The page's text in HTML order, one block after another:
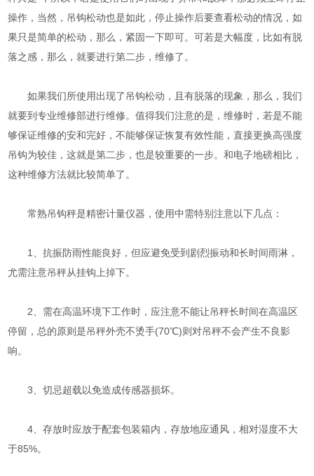
操作，当然，吊钩松动也是如此，停止操作后要查看松动的情况，如
果只是简单的松动，那么，紧固一下即可。可若是大幅度，比如有脱
落之感，那么，就要进行第二步，维修了。
如果我们所使用出现了吊钩松动，且有脱落的现象，那么，我们
就要到专业维修部进行维修。值得我们注意的是，维修时，若是不能
够保证维修的安和完好，不能够保证恢复有效性能，直接更换高强度
吊钩为较佳，这就是第二步，也是较重要的一步。和电子地磅相比，
这种维修方法就比较简单了。
常熟吊钩秤是精密计量仪器，使用中需特别注意以下几点：
1、抗振防雨性能良好，但应避免受到剧烈振动和长时间雨淋，
尤需注意吊秤从挂钩上掉下。
2、需在高温环境下工作时，应注意不能让吊秤长时间在高温区
停留，总的原则是吊秤外壳不烫手(70℃)则对吊秤不会产生不良影
响。
3、切忌超载以免造成传感器损坏。
4、存放时应放于配套包装箱内，存放地应通风，相对湿度不大
于85%。